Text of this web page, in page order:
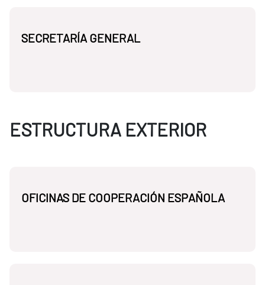
SECRETARÍA GENERAL
ESTRUCTURA EXTERIOR
OFICINAS DE COOPERACIÓN ESPAÑOLA